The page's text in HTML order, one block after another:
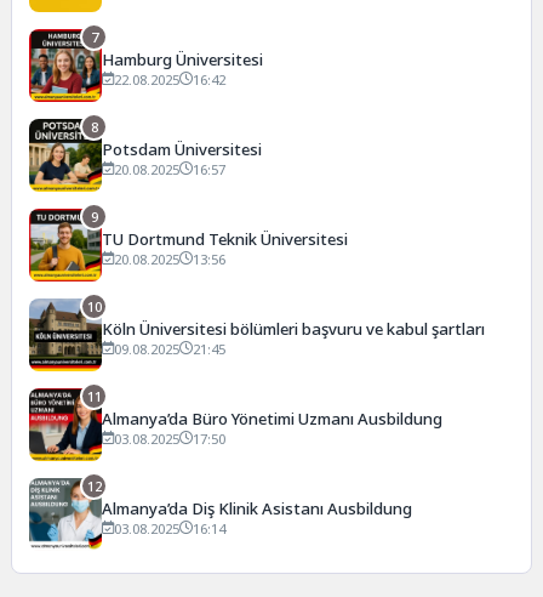
7
Hamburg Üniversitesi
22.08.2025 16:42
8
Potsdam Üniversitesi
20.08.2025 16:57
9
TU Dortmund Teknik Üniversitesi
20.08.2025 13:56
10
Köln Üniversitesi bölümleri başvuru ve kabul şartları
09.08.2025 21:45
11
Almanya’da Büro Yönetimi Uzmanı Ausbildung
03.08.2025 17:50
12
Almanya’da Diş Klinik Asistanı Ausbildung
03.08.2025 16:14